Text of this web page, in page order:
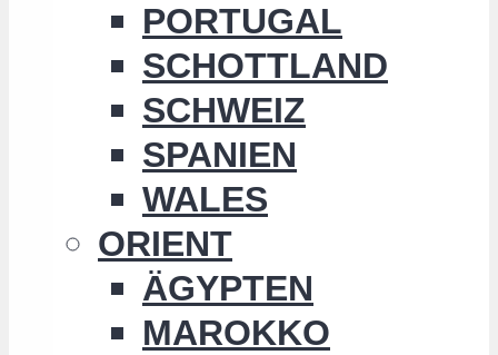
PORTUGAL
SCHOTTLAND
SCHWEIZ
SPANIEN
WALES
ORIENT
ÄGYPTEN
MAROKKO